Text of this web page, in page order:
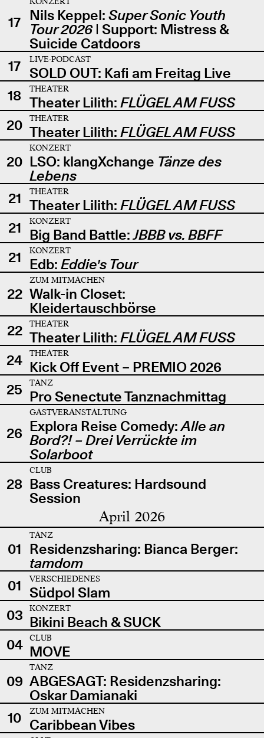
17 Nils Keppel: Super Sonic Youth
Tour 2026| Support: Mistress &
Suicide Catdoors
17
LIVE-PODCAST
SOLD OUT: Kafi am Freitag Live
18
THEATER
Theater Lilith: FLÜGEL AM FUSS
20
THEATER
Theater Lilith: FLÜGEL AM FUSS
20
KONZERT
LSO: klangXchange Tänze des
Lebens
21
THEATER
Theater Lilith: FLÜGEL AM FUSS
21
KONZERT
Big Band Battle:JBBB vs. BBFF
21
KONZERT
Edb: Eddie's Tour
22
ZUM MITMACHEN
Walk-in Closet:
Kleidertauschbörse
22
THEATER
Theater Lilith: FLÜGEL AM FUSS
24
THEATER
Kick Off Event – PREMIO 2026
25
TANZ
Pro Senectute Tanznachmittag
26
GASTVERANSTALTUNG
Explora Reise Comedy:Alle an
Bord?! – Drei Verrückte im
Solarboot
28
CLUB
Bass Creatures: Hardsound
Session
April 2026
01
TANZ
Residenzsharing: Bianca Berger:
tamdom
01
VERSCHIEDENES
Südpol Slam
03
KONZERT
Bikini Beach & SUCK
04
CLUB
MOVE
09
TANZ
ABGESAGT: Residenzsharing:
Oskar Damianaki
10
ZUM MITMACHEN
Caribbean Vibes